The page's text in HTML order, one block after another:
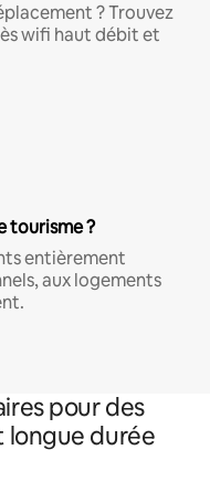
? Trouvez
wifi haut débit et
tourisme ?
entièrement
aux logements
pour des
longue durée